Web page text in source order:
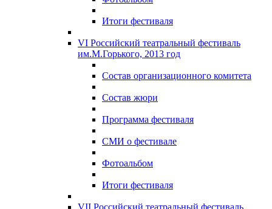
Итоги фестиваля
VI Российский театральный фестиваль
им.М.Горького, 2013 год
Состав организационного комитета
Состав жюри
Программа фестиваля
СМИ о фестивале
Фотоальбом
Итоги фестиваля
VII Российский театральный фестиваль